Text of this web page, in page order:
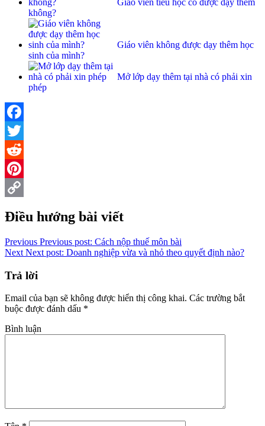
Giáo viên tiểu học có được dạy thêm
không?
Giáo viên không được dạy thêm học
sinh của mình?
Mở lớp dạy thêm tại nhà có phải xin
phép
Facebook
Twitter
Reddit
Pinterest
Điều hướng bài viết
Previous Previous post: Cách nộp thuế môn bài
Next Next post: Doanh nghiệp vừa và nhỏ theo quyết định nào?
Trả lời
Email của bạn sẽ không được hiển thị công khai. Các trường bắt
buộc được đánh dấu *
Bình luận